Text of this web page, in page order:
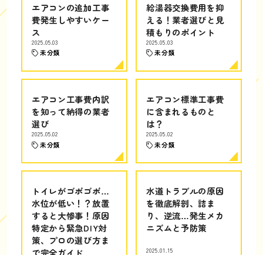
エアコンの追加工事
費発生しやすいケー
ス
2025.05.03
未分類
給湯器交換費用を抑
える！業者選びと見
積もりのポイント
2025.05.03
未分類
エアコン工事費内訳
を知って納得の業者
選び
2025.05.02
未分類
エアコン標準工事費
に含まれるものと
は？
2025.05.02
未分類
トイレがゴボゴボ…
水位が低い！？放置
すると大惨事！原因
特定から緊急DIY対
策、プロの選び方ま
で完全ガイド
水道トラブルの原因
を徹底解剖、詰ま
り、逆流…発生メカ
ニズムと予防策
2025.01.15